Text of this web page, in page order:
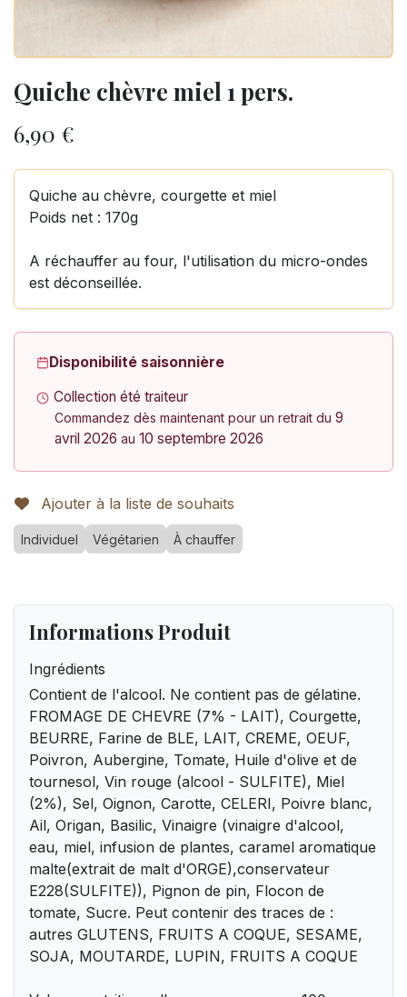
Quiche chèvre miel 1 pers.
6,90 €
Quiche au chèvre, courgette et miel
Poids net : 170g
A réchauffer au four, l'utilisation du micro-ondes
est déconseillée.
Disponibilité saisonnière
Collection été traiteur
Commandez dès maintenant pour un retrait du 9
avril 2026 au 10 septembre 2026
Ajouter à la liste de souhaits
Individuel Végétarien À chauffer
Informations Produit
Ingrédients
Contient de l'alcool. Ne contient pas de gélatine.
FROMAGE DE CHEVRE (7% - LAIT), Courgette,
BEURRE, Farine de BLE, LAIT, CREME, OEUF,
Poivron, Aubergine, Tomate, Huile d'olive et de
tournesol, Vin rouge (alcool - SULFITE), Miel
(2%), Sel, Oignon, Carotte, CELERI, Poivre blanc,
Ail, Origan, Basilic, Vinaigre (vinaigre d'alcool,
eau, miel, infusion de plantes, caramel aromatique
malte(extrait de malt d'ORGE),conservateur
E228(SULFITE)), Pignon de pin, Flocon de
tomate, Sucre. Peut contenir des traces de :
autres GLUTENS, FRUITS A COQUE, SESAME,
SOJA, MOUTARDE, LUPIN, FRUITS A COQUE